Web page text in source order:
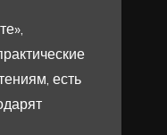
есть